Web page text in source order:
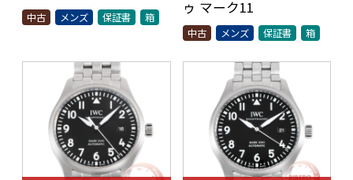
中古 メンズ 保証書 箱
ゥ マーク11
中古 メンズ 保証書 箱